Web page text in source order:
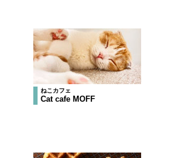
ねこカフェ
Cat cafe MOFF